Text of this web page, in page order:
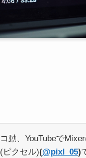
動、YouTubeで
ピクセル)(@pixl_05)